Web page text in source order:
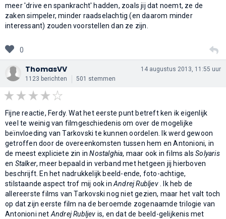
meer 'drive en spankracht' hadden, zoals jij dat noemt, ze de
zaken simpeler, minder raadselachtig (en daarom minder
interessant) zouden voorstellen dan ze zijn.
0
ThomasVV
1123 berichten 501 stemmen
14 augustus 2013, 11:55 uur
Fijne reactie, Ferdy. Wat het eerste punt betreft ken ik eigenlijk
veel te weinig van filmgeschiedenis om over de mogelijke
beïnvloeding van Tarkovski te kunnen oordelen. Ik werd gewoon
getroffen door de overeenkomsten tussen hem en Antonioni, in
de meest expliciete zin inNostalghia, maar ook in films alsSolyaris
en Stalker, meer bepaald in verband met hetgeen jij hierboven
beschrijft. En het nadrukkelijk beeld-ende, foto-achtige,
stilstaande aspect trof mij ook in Andrej Rubljev
. Ik heb de
allereerste films van Tarkovski nog niet gezien, maar het valt toch
op dat zijn eerste film na de beroemde zogenaamde trilogie van
Antonioni net Andrej Rubljev is, en dat de beeld-gelijkenis met